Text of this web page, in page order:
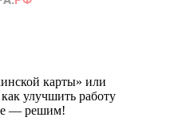
карты» или
улучшить работу
— решим!